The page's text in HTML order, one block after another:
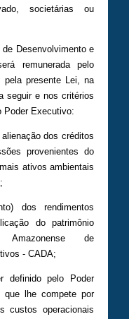
societárias ou
Desenvolvimento e
remunerada pelo
pela presente Lei, na
seguir e nos critérios
Poder Executivo:
dos créditos
provenientes do
ativos ambientais
dos rendimentos
do patrimônio
Amazonense de
- CADA;
definido pelo Poder
que lhe compete por
custos operacionais